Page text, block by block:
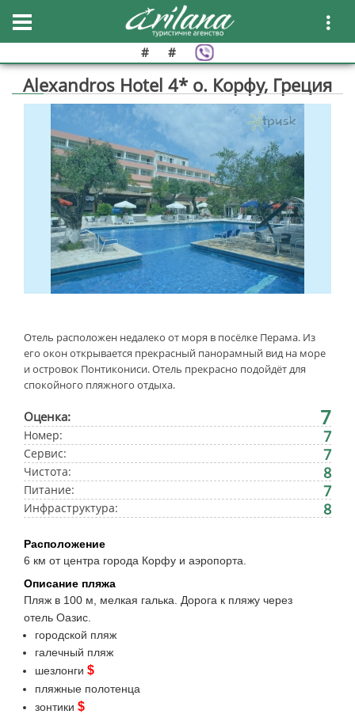
# #
Alexandros Hotel 4* о. Корфу, Греция
Отель расположен недалеко от моря в посёлке Перама. Из
его окон открывается прекрасный панорамный вид на море
и островок Понтикониси. Отель прекрасно подойдёт для
спокойного пляжного отдыха.
Оценка: 7
Номер: 7
Сервис: 7
Чистота: 8
Питание: 7
Инфраструктура: 8
Расположение
6 км от центра города Корфу и аэропорта.
Описание пляжа
Пляж в 100 м, мелкая галька. Дорога к пляжу через
отель Оазис.
городской пляж
галечный пляж
шезлонги $
пляжные полотенца
зонтики $